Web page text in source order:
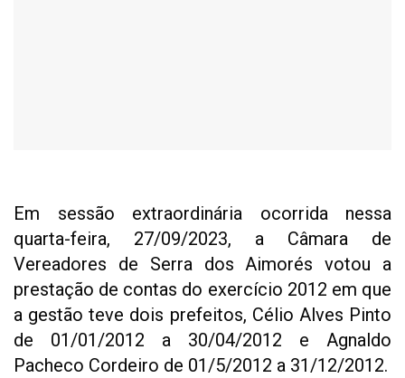
Em sessão extraordinária ocorrida nessa
quarta-feira, 27/09/2023, a Câmara de
Vereadores de Serra dos Aimorés votou a
prestação de contas do exercício 2012 em que
a gestão teve dois prefeitos, Célio Alves Pinto
de 01/01/2012 a 30/04/2012 e Agnaldo
Pacheco Cordeiro de 01/5/2012 a 31/12/2012.